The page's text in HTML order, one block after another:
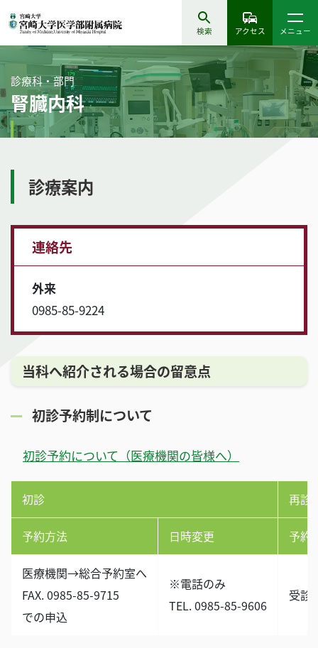
検索 アクセス メニュー
診療科・部門
腎臓内科
診療案内
連絡先
外来
0985-85-9224
当科へ紹介される場合の留意点
初診予約制について
初診予約について（医療機関の皆様へ）
初診 再診
予約方法 日時変更 予約
医療機関→総合予約室へ
FAX. 0985-85-9715
での申込
※電話のみ
TEL. 0985-85-9606
受診